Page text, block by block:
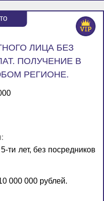
ЛИЦА БЕЗ
ПОЛУЧЕНИЕ В
РЕГИОНЕ.
лет, без посредников
000 000 рублей.